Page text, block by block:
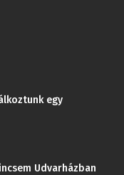
egy
Udvarházban